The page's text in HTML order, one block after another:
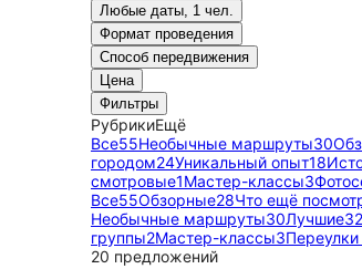
Любые даты, 1 чел.
Формат проведения
Способ передвижения
Цена
Фильтры
РубрикиЕщё
Все55Необычные маршруты30
городом24Уникальный опыт18
смотровые1Мастер-классы3
Все55Обзорные28Что ещё
Необычные маршруты30Лучшие32
группы2Мастер-классы3
20 предложений